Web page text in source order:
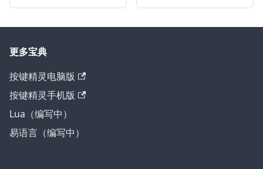
更多宝典
按键精灵电脑版
按键精灵手机版
Lua（编写中）
易语言（编写中）